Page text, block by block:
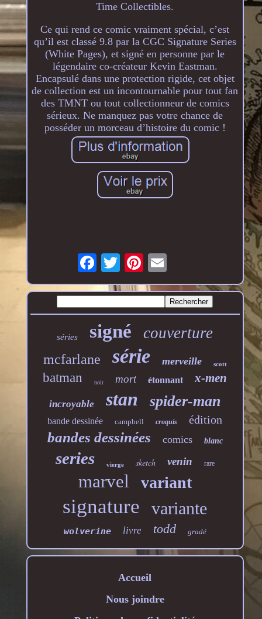
Time Collectibles.
Ce qui rend ce comic vraiment spécial, c’est
qu’il est classé 9.8 par la CGC Signature Series
(White Pages), et signé en personne par le
légendaire co-créateur Kevin Eastman.
Encapsulé dans une protection rigide, cet objet
de collection est un incontournable pour tout fan
des TMNT ou tout collectionneur de comics
sérieux. Ne manquez pas votre chance de
posséder un morceau d’histoire du comic !
séries signé couverture
mcfarlane série merveille scott
batman noir mort étonnant x-men
incroyable stan spider-man
bande dessinée campbell croquis édition
bandes dessinées comics blanc
series vierge sketch venin rare
marvel variant
signature variante
wolverine livre todd gradé
Accueil
Nous joindre